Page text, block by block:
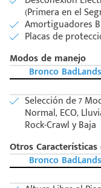
(Primera en el
Amortiguadores
Placas de
Modos de manejo
Bronco
Selección de 7
Normal, ECO,
Rock-Crawl y Baja
Otros Características
Bronco